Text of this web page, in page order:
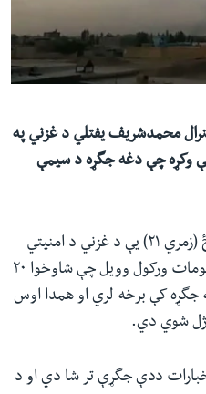
محمدشریف یفتلي د غزني په
وکړه چې دغه جگړه د سیمې
جنرال یفتلي چې د یکشنبې په ورځ (زمري ٢١) یې د غزني د امنیتي
وضعیت په هکله خبریالانو ته معلومات ورکول وویل چې شاوخوا ٢٠
په جگړه کې برخه لري او همدا اوس
شوي دي.
ددې جگړې تر شا دي او د